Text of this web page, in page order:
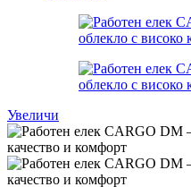
Увеличи